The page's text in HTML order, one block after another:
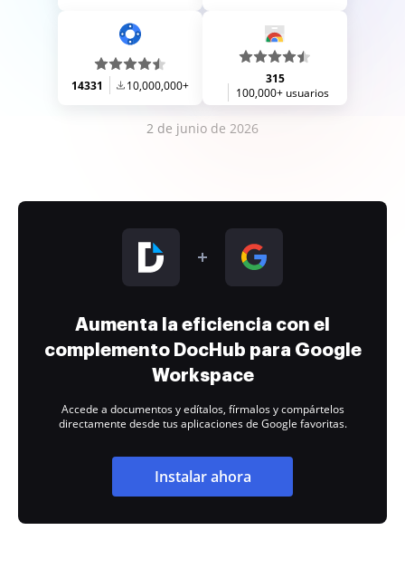
14331 10,000,000+
315
100,000+ usuarios
2 de junio de 2026
Aumenta la eficiencia con el
complemento DocHub para Google
Workspace
Accede a documentos y edítalos, fírmalos y compártelos
directamente desde tus aplicaciones de Google favoritas.
Instalar ahora